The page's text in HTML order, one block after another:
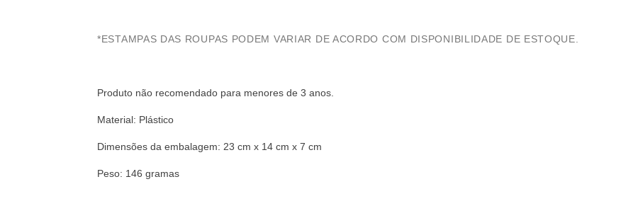
*ESTAMPAS DAS ROUPAS PODEM VARIAR DE ACORDO COM DISPONIBILIDADE DE ESTOQUE.
Produto não recomendado para menores de 3 anos.
Material: Plástico
Dimensões da embalagem: 23 cm x 14 cm x 7 cm
Peso: 146 gramas